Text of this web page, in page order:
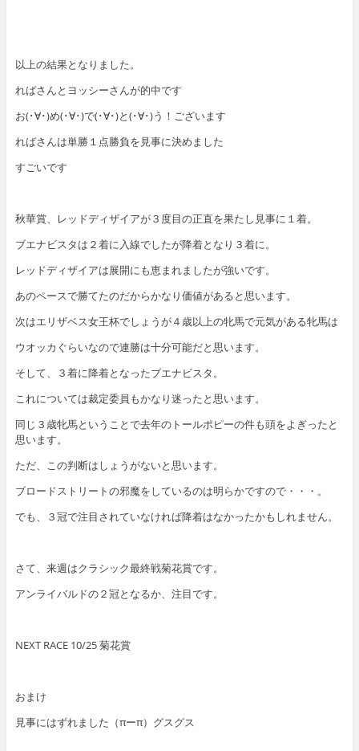
以上の結果となりました。
ればさんとヨッシーさんが的中です
お(･∀･)め(･∀･)で(･∀･)と(･∀･)う！ございます
ればさんは単勝１点勝負を見事に決めました
すごいです
秋華賞、レッドディザイアが３度目の正直を果たし見事に１着。
ブエナビスタは２着に入線でしたが降着となり３着に。
レッドディザイアは展開にも恵まれましたが強いです。
あのペースで勝てたのだからかなり価値があると思います。
次はエリザベス女王杯でしょうが４歳以上の牝馬で元気がある牝馬は
ウオッカぐらいなので連勝は十分可能だと思います。
そして、３着に降着となったブエナビスタ。
これについては裁定委員もかなり迷ったと思います。
同じ３歳牝馬ということで去年のトールポピーの件も頭をよぎったと
思います。
ただ、この判断はしょうがないと思います。
ブロードストリートの邪魔をしているのは明らかですので・・・。
でも、３冠で注目されていなければ降着はなかったかもしれません。
さて、来週はクラシック最終戦菊花賞です。
アンライバルドの２冠となるか、注目です。
NEXT RACE 10/25 菊花賞
おまけ
見事にはずれました（πーπ）グスグス